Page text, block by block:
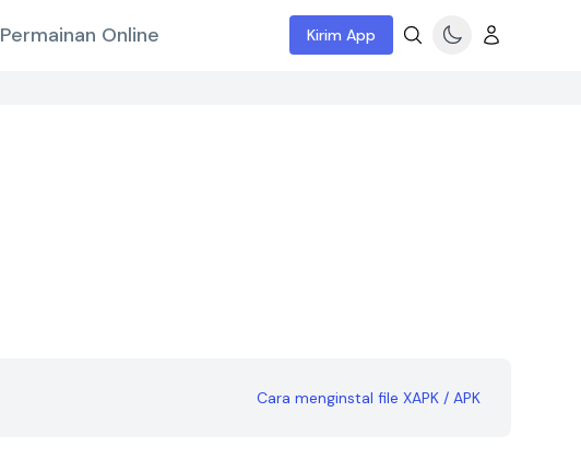
Permainan Online Kirim App
Cara menginstal file XAPK / APK